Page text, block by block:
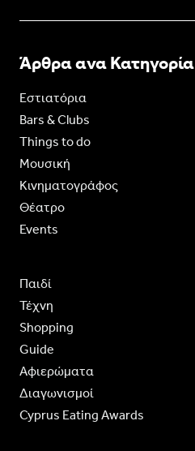
Άρθρα ανα Κατηγορία
Εστιατόρια
Bars & Clubs
Things to do
Moυσική
Κινηματογράφος
Θέατρο
Events
Παιδί
Τέχνη
Shopping
Guide
Aφιερώματα
Διαγωνισμοί
Cyprus Eating Awards